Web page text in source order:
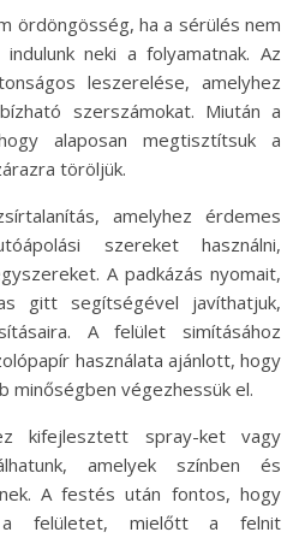
ördöngösség, ha a sérülés nem
neki a folyamatnak. Az
leszerelése, amelyhez
szerszámokat. Miután a
alaposan megtisztítsuk a
töröljük.
amelyhez érdemes
szereket használni,
A padkázás nyomait,
gitt segítségével javíthatjuk,
A felület simításához
használata ajánlott, hogy
minőségben végezhessük el.
kifejlesztett spray-ket vagy
amelyek színben és
A festés után fontos, hogy
a felületet, mielőtt a felnit